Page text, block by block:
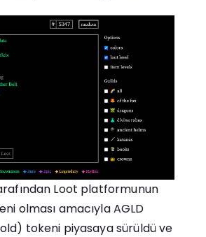
Loot platformunun
olması amacıyla AGLD
tokeni piyasaya sürüldü ve